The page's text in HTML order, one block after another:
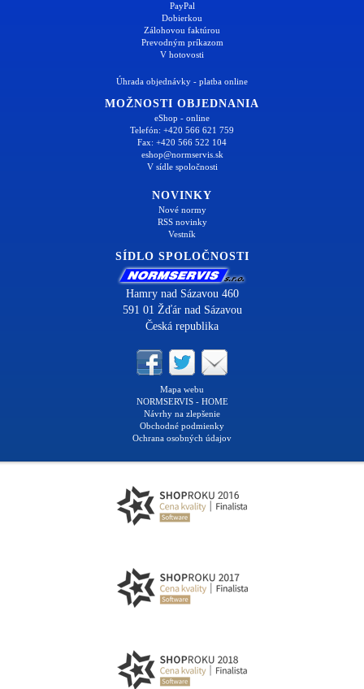
PayPal
Dobierkou
Zálohovou faktúrou
Prevodným príkazom
V hotovosti
Úhrada objednávky - platba online
MOŽNOSTI OBJEDNANIA
eShop - online
Telefón: +420 566 621 759
Fax: +420 566 522 104
eshop@normservis.sk
V sídle spoločnosti
NOVINKY
Nové normy
RSS novinky
Vestník
SÍDLO SPOLOČNOSTI
Hamry nad Sázavou 460
591 01 Žďár nad Sázavou
Česká republika
Mapa webu
NORMSERVIS - HOME
Návrhy na zlepšenie
Obchodné podmienky
Ochrana osobných údajov